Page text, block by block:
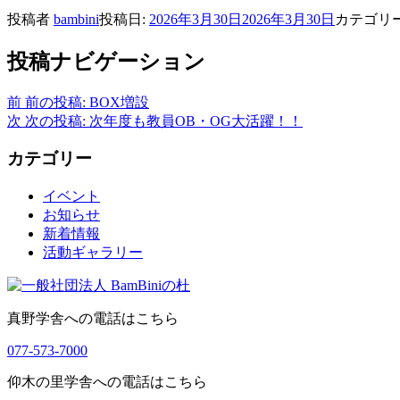
投稿者 bambini投稿日: 2026年3月30日 2026年3月30日 カテゴリ
投稿ナビゲーション
前 前の投稿: BOX増設
次 次の投稿: 次年度も教員OB・OG大活躍！！
カテゴリー
イベント
お知らせ
新着情報
活動ギャラリー
真野学舎への電話はこちら
077-573-7000
仰木の里学舎への電話はこちら